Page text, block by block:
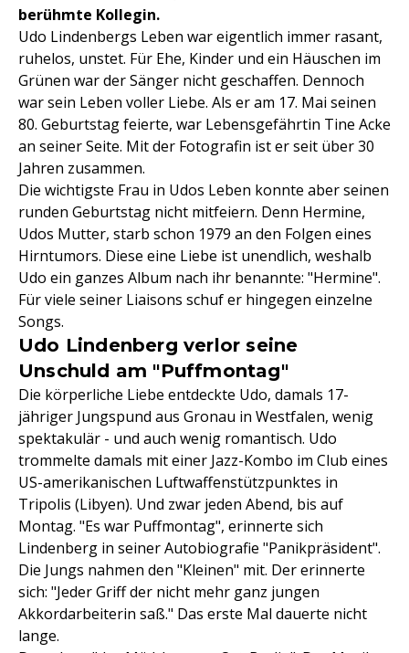
berühmte Kollegin.
Udo Lindenbergs Leben war eigentlich immer rasant,
ruhelos, unstet. Für Ehe, Kinder und ein Häuschen im
Grünen war der Sänger nicht geschaffen. Dennoch
war sein Leben voller Liebe. Als er am 17. Mai seinen
80. Geburtstag feierte, war Lebensgefährtin Tine Acke
an seiner Seite. Mit der Fotografin ist er seit über 30
Jahren zusammen.
Die wichtigste Frau in Udos Leben konnte aber seinen
runden Geburtstag nicht mitfeiern. Denn Hermine,
Udos Mutter, starb schon 1979 an den Folgen eines
Hirntumors. Diese eine Liebe ist unendlich, weshalb
Udo ein ganzes Album nach ihr benannte: "Hermine".
Für viele seiner Liaisons schuf er hingegen einzelne
Songs.
Udo Lindenberg verlor seine
Unschuld am "Puffmontag"
Die körperliche Liebe entdeckte Udo, damals 17-
jähriger Jungspund aus Gronau in Westfalen, wenig
spektakulär - und auch wenig romantisch. Udo
trommelte damals mit einer Jazz-Kombo im Club eines
US-amerikanischen Luftwaffenstützpunktes in
Tripolis (Libyen). Und zwar jeden Abend, bis auf
Montag. "Es war Puffmontag", erinnerte sich
Lindenberg in seiner Autobiografie "Panikpräsident".
Die Jungs nahmen den "Kleinen" mit. Der erinnerte
sich: "Jeder Griff der nicht mehr ganz jungen
Akkordarbeiterin saß." Das erste Mal dauerte nicht
lange.